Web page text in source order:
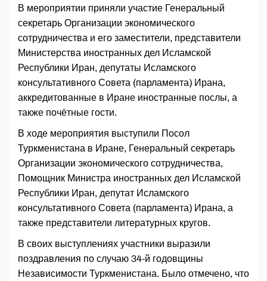
В мероприятии приняли участие Генеральный
секретарь Организации экономического
сотрудничества и его заместители, представители
Министерства иностранных дел Исламской
Республики Иран, депутаты Исламского
консультативного Совета (парламента) Ирана,
аккредитованные в Иране иностранные послы, а
также почётные гости.
В ходе мероприятия выступили Посол
Туркменистана в Иране, Генеральный секретарь
Организации экономического сотрудничества,
Помощник Министра иностранных дел Исламской
Республики Иран, депутат Исламского
консультативного Совета (парламента) Ирана, а
также представители литературных кругов.
В своих выступлениях участники выразили
поздравления по случаю 34-й годовщины
Независимости Туркменистана. Было отмечено, что